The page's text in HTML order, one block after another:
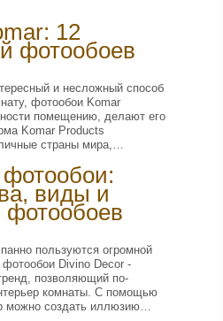
12
фотообоев
и несложный способ
фотообои Komar
помещению, делают его
Komar Products
страны мира,…
виды и
фотообоев
пользуются огромной
Divino Decor -
позволяющий по-
комнаты. С помощью
можно создать иллюзию…